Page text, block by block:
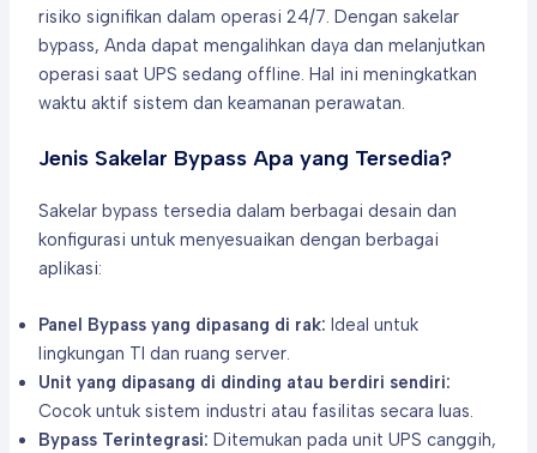
risiko signifikan dalam operasi 24/7. Dengan sakelar
bypass, Anda dapat mengalihkan daya dan melanjutkan
operasi saat UPS sedang offline. Hal ini meningkatkan
waktu aktif sistem dan keamanan perawatan.
Jenis Sakelar Bypass Apa yang Tersedia?
Sakelar bypass tersedia dalam berbagai desain dan
konfigurasi untuk menyesuaikan dengan berbagai
aplikasi:
Panel Bypass yang dipasang di rak: Ideal untuk
lingkungan TI dan ruang server.
Unit yang dipasang di dinding atau berdiri sendiri:
Cocok untuk sistem industri atau fasilitas secara luas.
Bypass Terintegrasi: Ditemukan pada unit UPS canggih,